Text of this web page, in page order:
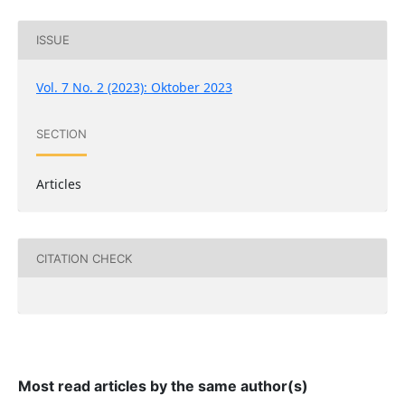
ISSUE
Vol. 7 No. 2 (2023): Oktober 2023
SECTION
Articles
CITATION CHECK
Most read articles by the same author(s)